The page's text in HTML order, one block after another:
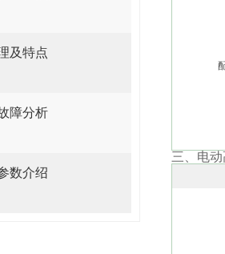
及特点
障分析
数介绍
三、电